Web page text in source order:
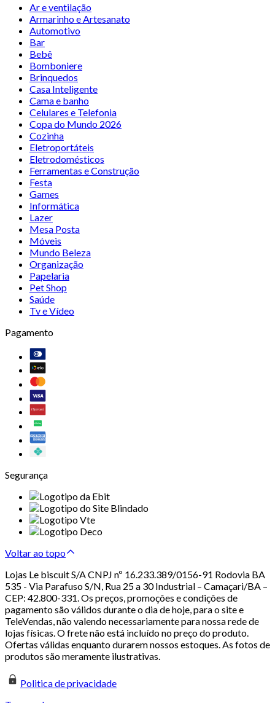
Ar e ventilação
Armarinho e Artesanato
Automotivo
Bar
Bebê
Bomboniere
Brinquedos
Casa Inteligente
Cama e banho
Celulares e Telefonia
Copa do Mundo 2026
Cozinha
Eletroportáteis
Eletrodomésticos
Ferramentas e Construção
Festa
Games
Informática
Lazer
Mesa Posta
Móveis
Mundo Beleza
Organização
Papelaria
Pet Shop
Saúde
Tv e Vídeo
Pagamento
Segurança
Voltar ao topo
Lojas Le biscuit S/A CNPJ nº 16.233.389/0156-91 Rodovia BA
535 - Via Parafuso S/N, Rua 25 a 30 Industrial – Camaçari/BA –
CEP: 42.800-331. Os preços, promoções e condições de
pagamento são válidos durante o dia de hoje, para o site e
TeleVendas, não valendo necessariamente para nossa rede de
lojas físicas. O frete não está incluído no preço do produto.
Ofertas válidas enquanto durarem nossos estoques. As fotos de
produtos são meramente ilustrativas.
Politica de privacidade